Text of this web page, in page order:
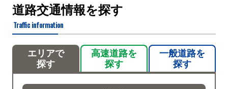
道路交通情報を探す
Traffic information
エリアで
探す
高速道路を
探す
一般道路を
探す